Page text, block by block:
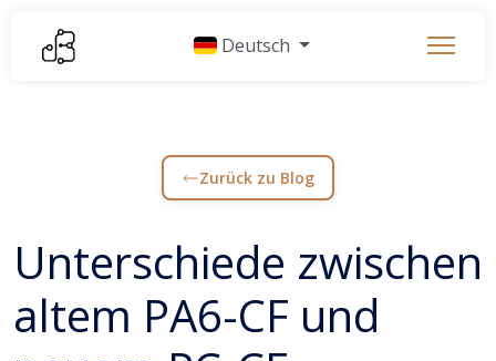
Deutsch
Zurück zu Blog
Unterschiede zwischen
altem PA6-CF und